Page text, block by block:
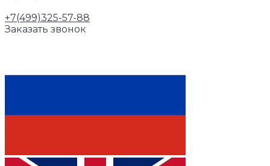
+7(499)325-57-88
Заказать звонок